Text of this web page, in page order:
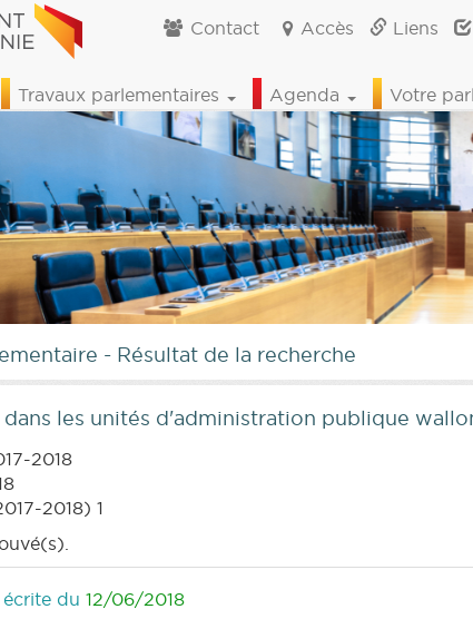
Contact Accès Liens
Travaux parlementaires Agenda Votre
- Résultat de la recherche
les unités d'administration publique
2018
2018) 1
du 12/06/2018